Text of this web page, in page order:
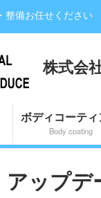
整備お任せください
株式会
ボディコーテ
Body coating
アップデ